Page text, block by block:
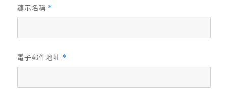
顯示名稱 *
電子郵件地址 *